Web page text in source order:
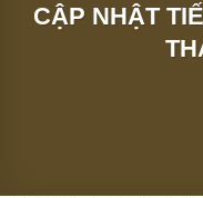
CẬP NHẬT